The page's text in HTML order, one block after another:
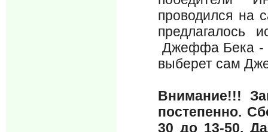
проводился на
предлагалось
Джеффа Бека -
выберет сам
Внимание!!!
постепенно.
30 до 13-50.